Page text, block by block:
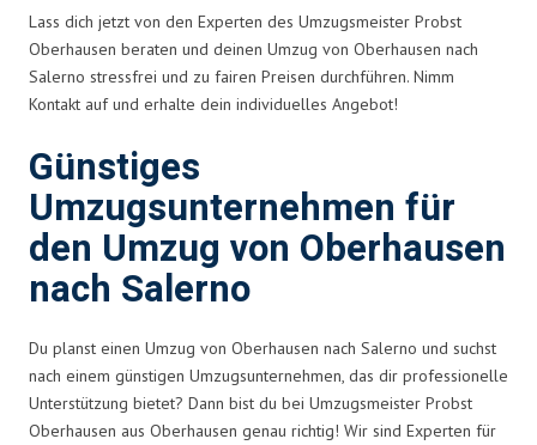
Lass dich jetzt von den Experten des Umzugsmeister Probst
Oberhausen beraten und deinen Umzug von Oberhausen nach
Salerno stressfrei und zu fairen Preisen durchführen. Nimm
Kontakt auf und erhalte dein individuelles Angebot!
Günstiges
Umzugsunternehmen für
den Umzug von Oberhausen
nach Salerno
Du planst einen Umzug von Oberhausen nach Salerno und suchst
nach einem günstigen Umzugsunternehmen, das dir professionelle
Unterstützung bietet? Dann bist du bei Umzugsmeister Probst
Oberhausen aus Oberhausen genau richtig! Wir sind Experten für